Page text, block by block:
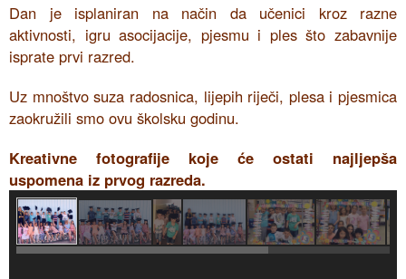
Dan je isplaniran na način da učenici kroz razne
aktivnosti, igru asocijacije, pjesmu i ples što zabavnije
isprate prvi razred.
Uz mnoštvo suza radosnica, lijepih riječi, plesa i pjesmica
zaokružili smo ovu školsku godinu.
Kreativne fotografije koje će ostati najljepša
uspomena iz prvog razreda.